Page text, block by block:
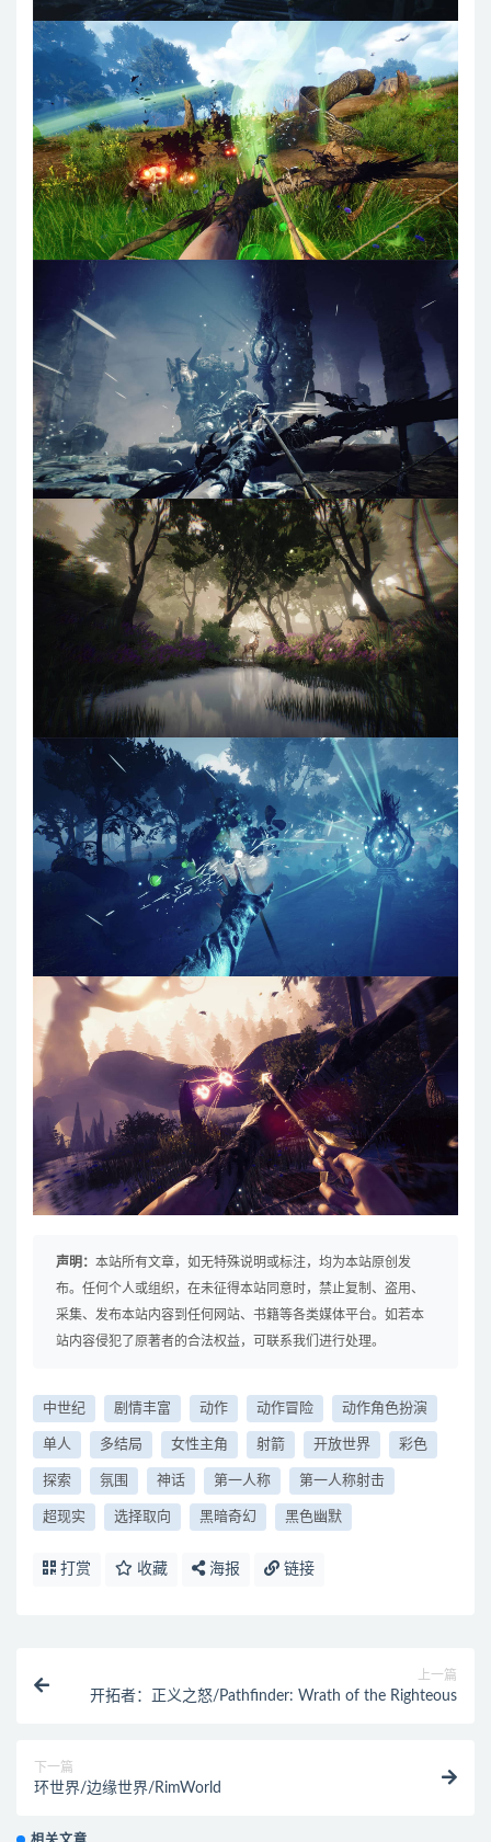
声明： 本站所有文章，如无特殊说明或标注，均为本站原创发
布。任何个人或组织，在未征得本站同意时，禁止复制、盗用、
采集、发布本站内容到任何网站、书籍等各类媒体平台。如若本
站内容侵犯了原著者的合法权益，可联系我们进行处理。
中世纪 剧情丰富 动作 动作冒险 动作角色扮演
单人 多结局 女性主角 射箭 开放世界 彩色
探索 氛围 神话 第一人称 第一人称射击
超现实 选择取向 黑暗奇幻 黑色幽默
打赏 收藏 海报 链接
上一篇
开拓者：正义之怒/Pathfinder: Wrath of the Righteous
下一篇
环世界/边缘世界/RimWorld